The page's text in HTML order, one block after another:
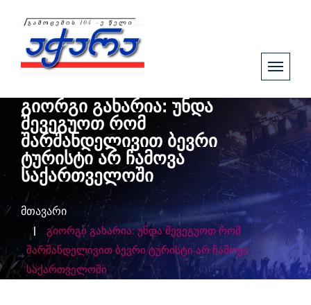
გიორგი გახარია: უნდა
შევეგუოთ რომ
შარშანდელივით ბევრი
ტურისტი არ ჩამოვა
საქართველოში
მთავარი
გიორგი გახარია: უნდა შევეგუოთ რომ
შარშანდელივით ბევრი ტურისტი არ ჩამოვა
საქართველოში